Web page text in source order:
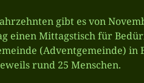
gibt es von
einen Mittagstisch für
(Adventgemeinde) in
rund 25 Menschen.